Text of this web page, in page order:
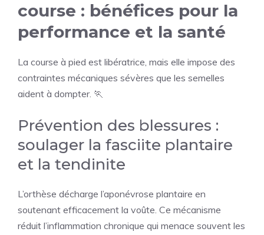
course : bénéfices pour la
performance et la santé
La course à pied est libératrice, mais elle impose des
contraintes mécaniques sévères que les semelles
aident à dompter. 🏃
Prévention des blessures :
soulager la fasciite plantaire
et la tendinite
L’orthèse décharge l’aponévrose plantaire en
soutenant efficacement la voûte. Ce mécanisme
réduit l’inflammation chronique qui menace souvent les